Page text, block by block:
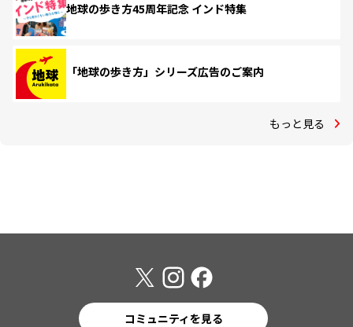
地球の歩き方45周年記念 インド特集
「地球の歩き方」シリーズ広告のご案内
もっと見る
コミュニティを見る